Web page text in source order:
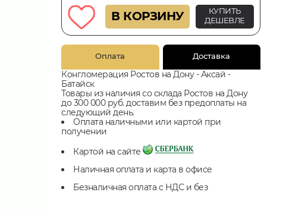
В КОРЗИНУ
КУПИТЬ
ДЕШЕВЛЕ
Оплата Доставка
Конгломерация Ростов на Дону - Аксай -
Батайск
Товары из наличия со склада Ростов на Дону
до 300 000 руб. доставим без предоплаты на
следующий день.
Оплата наличными или картой при
получении
Картой на сайте
Наличная оплата и карта в офисе
Безналичная оплата с НДС и без